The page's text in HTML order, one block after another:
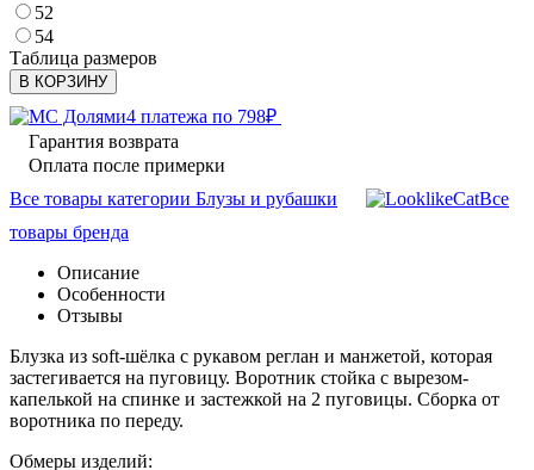
52
54
Таблица размеров
В КОРЗИНУ
4 платежа по 798₽
Гарантия возврата
Оплата после примерки
Все товары категории Блузы и рубашки
Все
товары бренда
Описание
Особенности
Отзывы
Блузка из soft-шёлка с рукавом реглан и манжетой, которая
застегивается на пуговицу. Воротник стойка с вырезом-
капелькой на спинке и застежкой на 2 пуговицы. Сборка от
воротника по переду.
Обмеры изделий: